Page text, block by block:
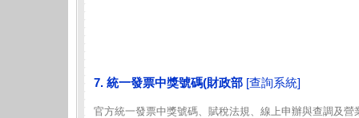
7. 統一發票中獎號碼(財政部 [查詢系統]
官方統一發票中獎號碼、賦稅法規、線上申辦與查調及營